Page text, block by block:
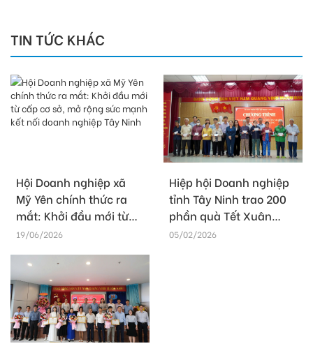
TIN TỨC KHÁC
Hội Doanh nghiệp xã
Mỹ Yên chính thức ra
mắt: Khởi đầu mới từ
cấp cơ sở, mở rộng sức
nghiệp Tây Ninh
19/06/2026
Hiệp hội Doanh nghiệp
tỉnh Tây Ninh trao 200
phần quà Tết Xuân
Bính Ngọ 2026
05/02/2026